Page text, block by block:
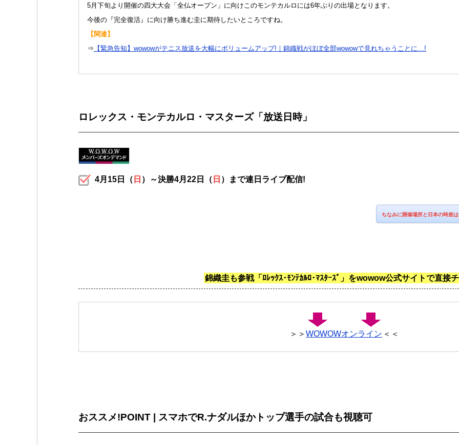
5月下旬より開催の四大大会「全仏オープン」に向けこのモンテカルロには6年ぶりの出場となります。
今後の『完全復活』に向け勝ち進む圭に期待したいところですね。
【関連】
⇒ 【緊急告知】wowowがテニス放送を大幅にボリュームアップ!｜錦織戦がほぼ全部wowowで見れちゃうことに…!
ロレックス・モンテカルロ・マスターズ「放送日時」
4月15日（ 日 ）～決勝4月22日（ 日 ）まで連日ライブ配信!
ちなみに開催場所と日本の時差
錦織圭も参戦「ﾛﾚｯｸｽ･ﾓﾝﾃｶﾙﾛ･ﾏｽﾀｰｽﾞ」をwowow公式サイトで直接
＞＞ WOWOWオンライン ＜＜
おススメ!POINT | スマホでR.ナダルほかトップ選手の試合も視聴可